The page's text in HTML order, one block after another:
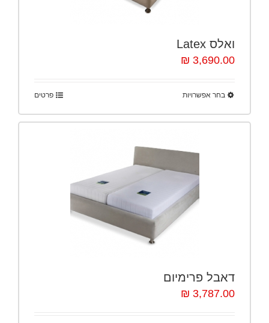
ואלס Latex
3,690.00 ₪
בחר אפשרויות פרטים
דאבל פרימיום
3,787.00 ₪